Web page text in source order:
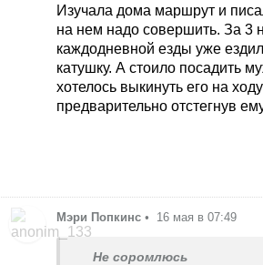
а там пробка, я поки
нижня білизна була мокра,
їздити не боялась)
Изучала дома маршрут и
на нем надо совершить. За 3
каждодневной езды уже
катушку. А стоило посадить
хотелось выкинуть его на
предварительно отстегнув
Мэри Попкинс • 16 мая в 07:49
Не соромлюсь